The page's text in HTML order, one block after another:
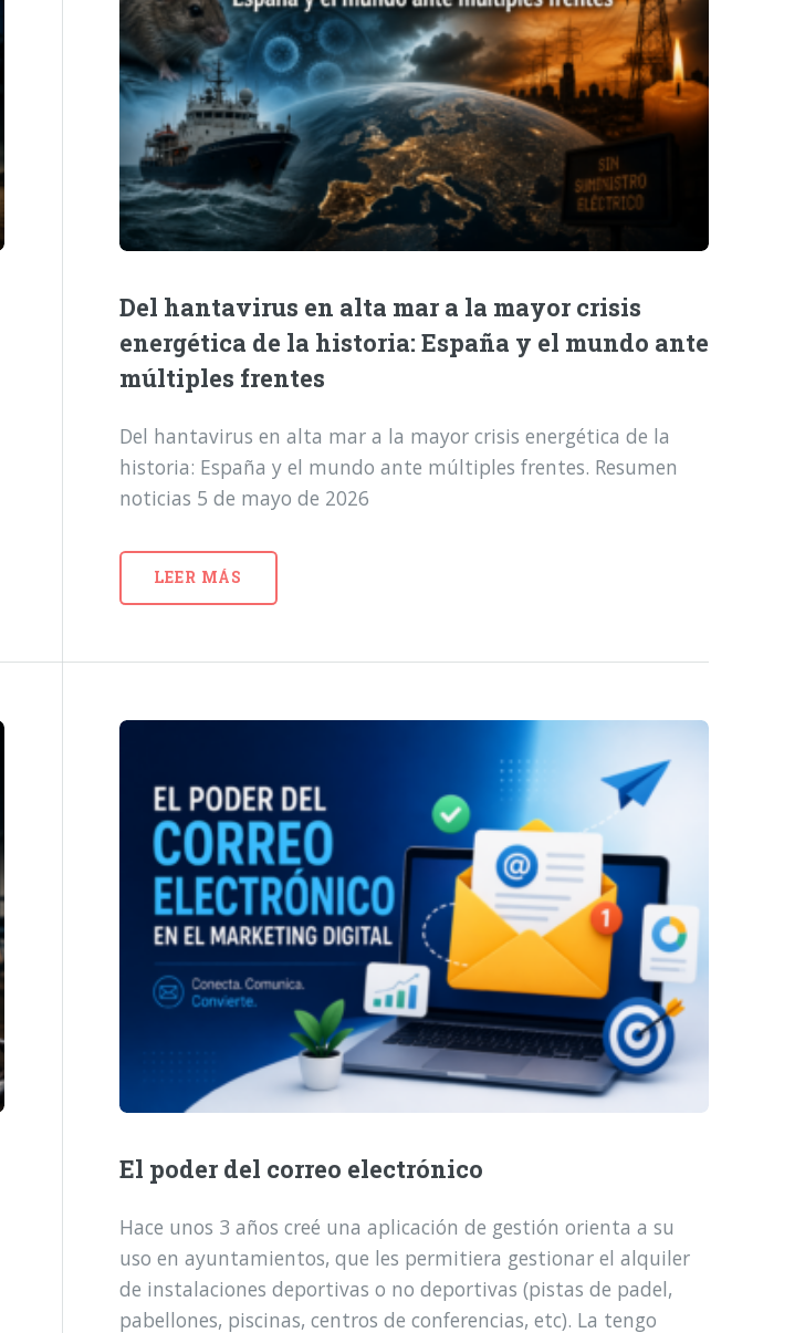
Del hantavirus en alta mar a la mayor crisis
energética de la historia: España y el mundo ante
múltiples frentes
Del hantavirus en alta mar a la mayor crisis energética de la
historia: España y el mundo ante múltiples frentes. Resumen
noticias 5 de mayo de 2026
LEER MÁS
El poder del correo electrónico
Hace unos 3 años creé una aplicación de gestión orienta a su
uso en ayuntamientos, que les permitiera gestionar el alquiler
de instalaciones deportivas o no deportivas (pistas de padel,
pabellones, piscinas, centros de conferencias, etc). La tengo